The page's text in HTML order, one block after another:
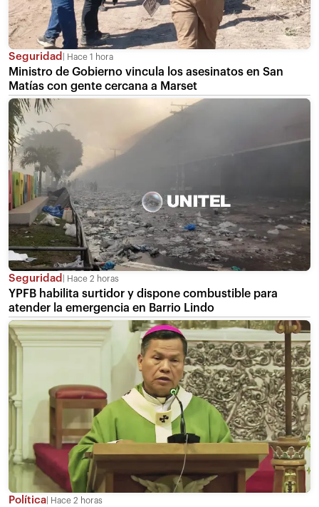
Seguridad Hace 1 hora
Ministro de Gobierno vincula los asesinatos en San
Matías con gente cercana a Marset
Seguridad Hace 2 horas
YPFB habilita surtidor y dispone combustible para
atender la emergencia en Barrio Lindo
Política Hace 2 horas